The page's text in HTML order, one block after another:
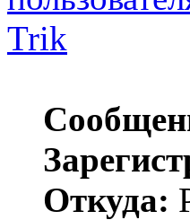
Trik
Откуда: